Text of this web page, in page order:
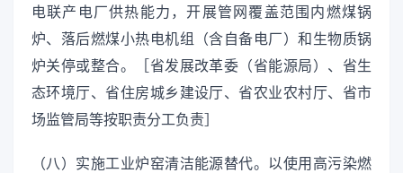
电联产电厂供热能力，开展管网覆盖范围内燃煤锅
炉、落后燃煤小热电机组（含自备电厂）和生物质锅
炉关停或整合。［省发展改革委（省能源局）、省生
态环境厅、省住房城乡建设厅、省农业农村厅、省市
场监管局等按职责分工负责］
（八）实施工业炉窑清洁能源替代。以使用高污染燃